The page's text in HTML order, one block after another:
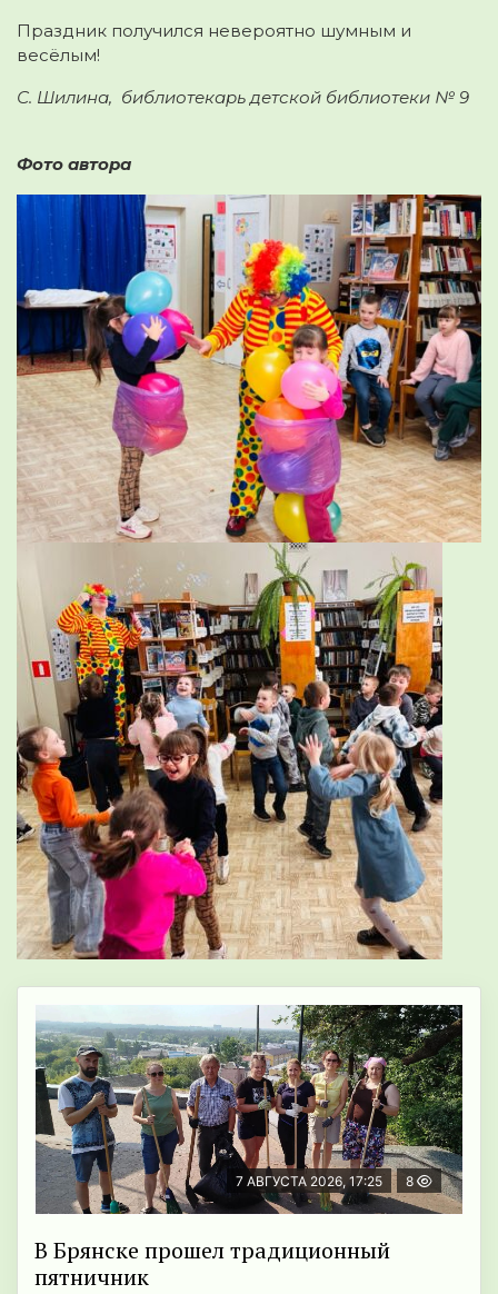
Праздник получился невероятно шумным и
весёлым!
С. Шилина, библиотекарь детской библиотеки № 9
Фото автора
7 АВГУСТА 2026, 17:25 8
В Брянске прошел традиционный
пятничник